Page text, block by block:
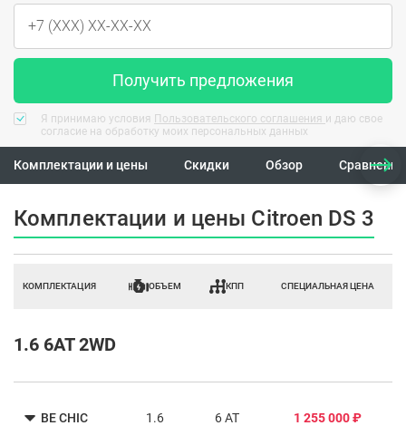
Получить предложения
Я принимаю условия Пользовательского соглашения и даю свое
согласие на обработку моих персональных данных
Комплектации и цены Скидки Обзор
Комплектации и цены Citroen DS 3
КОМПЛЕКТАЦИЯ ОБЪЕМ КПП СПЕЦИАЛЬНАЯ ЦЕНА
1.6 6AT 2WD
BE CHIC 1.6 6 AT 1 255 000 ₽